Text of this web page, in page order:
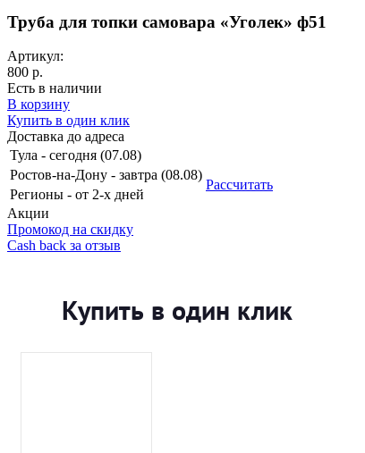
Труба для топки самовара «Уголек» ф51
Артикул:
800 р.
Есть в наличии
В корзину
Купить в один клик
Доставка до адреса
Тула - сегодня (07.08)
Ростов-на-Дону - завтра (08.08)
Рассчитать
Регионы - от 2-х дней
Акции
Промокод на скидку
Cash back за отзыв
Купить в один клик